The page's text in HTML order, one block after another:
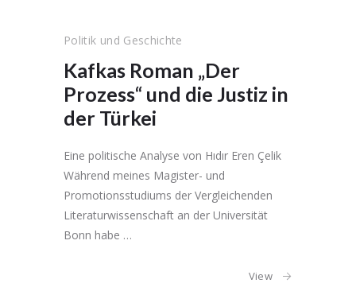
Politik und Geschichte
Kafkas Roman „Der
Prozess“ und die Justiz in
der Türkei
Eine politische Analyse von Hıdır Eren Çelik
Während meines Magister- und
Promotionsstudiums der Vergleichenden
Literaturwissenschaft an der Universität
Bonn habe …
View